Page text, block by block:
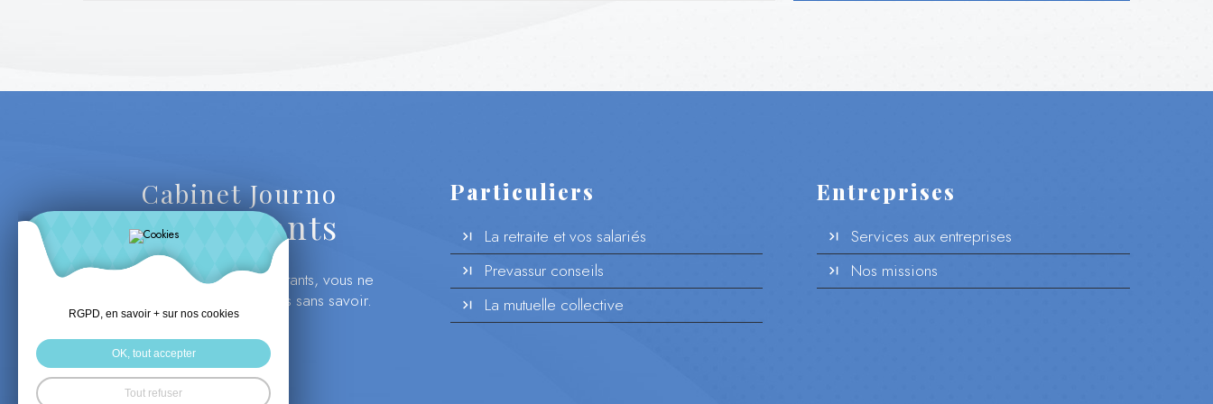
Cabinet Journo
Consultants
Avec Cabinet Journo Consultants, vous ne
prendrez plus vos décisions sans savoir.
Particuliers
La retraite et vos salariés
Prevassur conseils
La mutuelle collective
Entreprises
Services aux entreprises
Nos missions
RGPD, en savoir + sur nos cookies
OK, tout accepter
Tout refuser